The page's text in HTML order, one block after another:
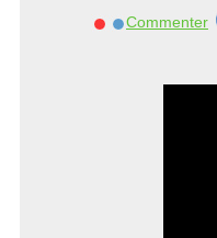
Commenter